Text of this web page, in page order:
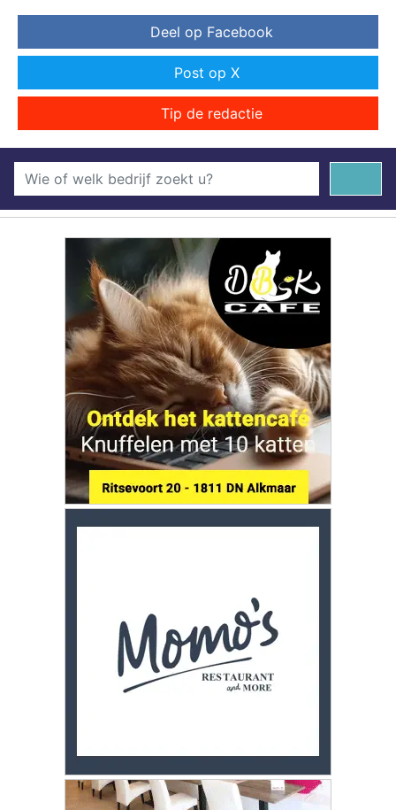
Deel op Facebook
Post op X
Tip de redactie